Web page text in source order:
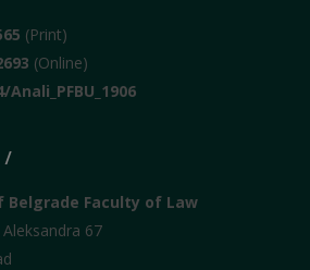
(Print)
(Online)
Anali_PFBU_1906
/
Belgrade Faculty of Law
67